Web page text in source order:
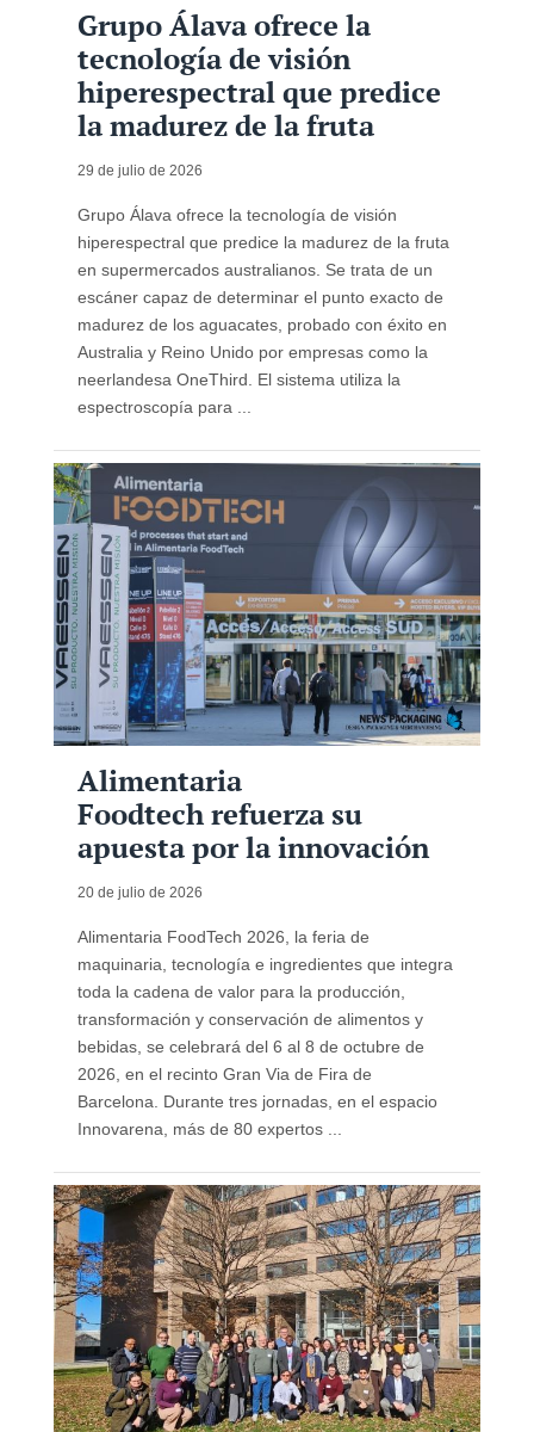
Grupo Álava ofrece la
tecnología de visión
hiperespectral que predice
la madurez de la fruta
29 de julio de 2026
Grupo Álava ofrece la tecnología de visión
hiperespectral que predice la madurez de la fruta
en supermercados australianos. Se trata de un
escáner capaz de determinar el punto exacto de
madurez de los aguacates, probado con éxito en
Australia y Reino Unido por empresas como la
neerlandesa OneThird. El sistema utiliza la
espectroscopía para ...
Alimentaria
Foodtech refuerza su
apuesta por la innovación
20 de julio de 2026
Alimentaria FoodTech 2026, la feria de
maquinaria, tecnología e ingredientes que integra
toda la cadena de valor para la producción,
transformación y conservación de alimentos y
bebidas, se celebrará del 6 al 8 de octubre de
2026, en el recinto Gran Via de Fira de
Barcelona. Durante tres jornadas, en el espacio
Innovarena, más de 80 expertos ...